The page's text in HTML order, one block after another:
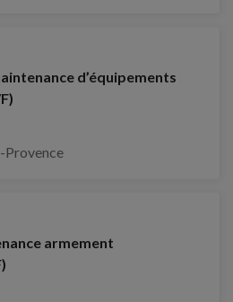
d’équipements
Provence
armement